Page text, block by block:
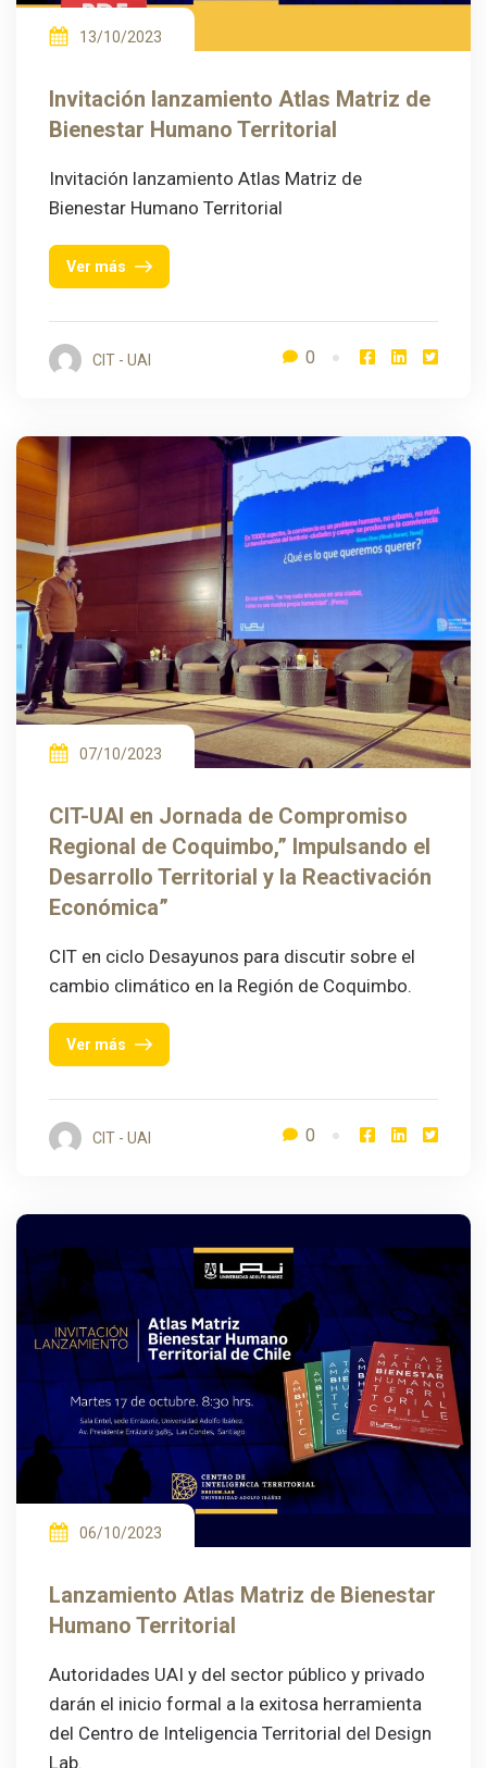
13/10/2023
Invitación lanzamiento Atlas Matriz de
Bienestar Humano Territorial
Invitación lanzamiento Atlas Matriz de
Bienestar Humano Territorial
Ver más
CIT - UAI 0
07/10/2023
CIT-UAI en Jornada de Compromiso
Regional de Coquimbo,” Impulsando el
Desarrollo Territorial y la Reactivación
Económica”
CIT en ciclo Desayunos para discutir sobre el
cambio climático en la Región de Coquimbo.
Ver más
CIT - UAI 0
06/10/2023
Lanzamiento Atlas Matriz de Bienestar
Humano Territorial
Autoridades UAI y del sector público y privado
darán el inicio formal a la exitosa herramienta
del Centro de Inteligencia Territorial del Design
Lab.